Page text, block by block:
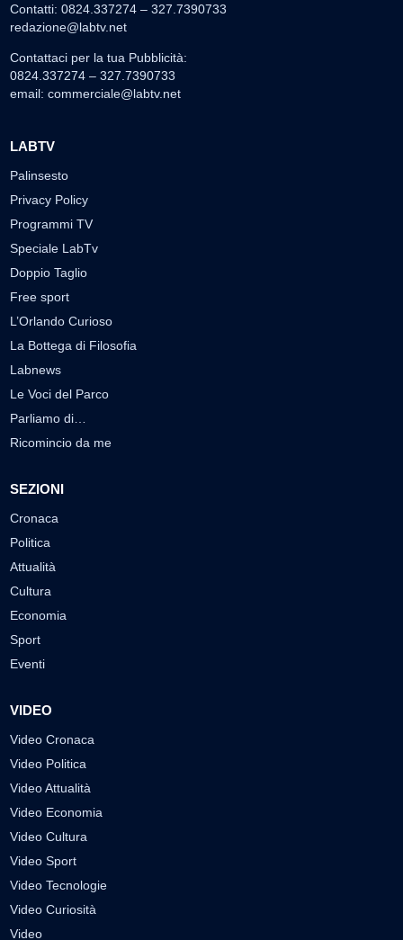
Contatti: 0824.337274 – 327.7390733
redazione@labtv.net
Contattaci per la tua Pubblicità:
0824.337274 – 327.7390733
email: commerciale@labtv.net
LABTV
Palinsesto
Privacy Policy
Programmi TV
Speciale LabTv
Doppio Taglio
Free sport
L’Orlando Curioso
La Bottega di Filosofia
Labnews
Le Voci del Parco
Parliamo di…
Ricomincio da me
SEZIONI
Cronaca
Politica
Attualità
Cultura
Economia
Sport
Eventi
VIDEO
Video Cronaca
Video Politica
Video Attualità
Video Economia
Video Cultura
Video Sport
Video Tecnologie
Video Curiosità
Video